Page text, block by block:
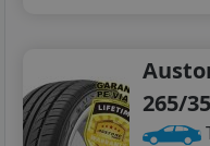
265/